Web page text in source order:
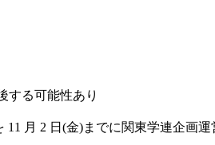
する可能性あり
11 月 2 日 (金)までに関東学連企画